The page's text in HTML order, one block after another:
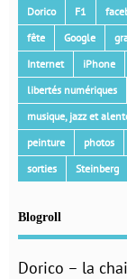
Dorico
F1
fête
Google
Internet
iPhone
libertés numériques
musique, jazz et
peinture
photos
sorties
Steinberg
Blogroll
Dorico – la